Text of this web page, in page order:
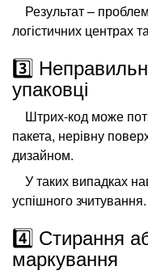
Результат –
логістичних центрах
3️⃣
упаковці
Штрих-код може
пакета, нерівну
дизайном.
У таких випадках
успішного зчитування.
4️⃣ Стирання
маркування